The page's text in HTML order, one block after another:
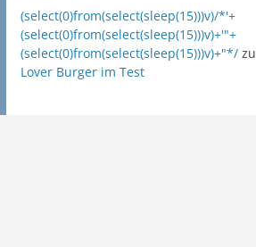
(select(0)from(select(sleep(15)))v)/*'+
(select(0)from(select(sleep(15)))v)+'"+
(select(0)from(select(sleep(15)))v)+"*/zu
Lover Burger im Test